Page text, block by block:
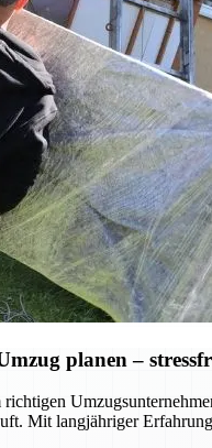
planen –
Mit langjähriger